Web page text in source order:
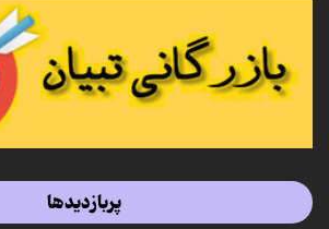
پربازدیدها